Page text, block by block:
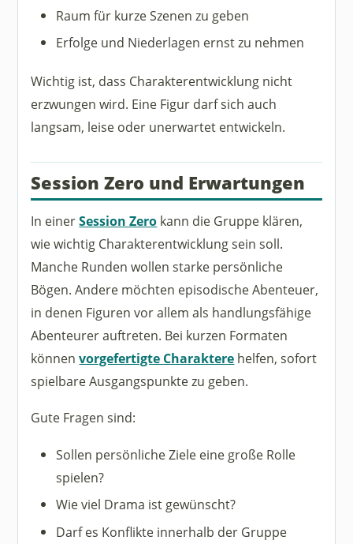
Raum für kurze Szenen zu geben
Erfolge und Niederlagen ernst zu nehmen
Wichtig ist, dass Charakterentwicklung nicht
erzwungen wird. Eine Figur darf sich auch
langsam, leise oder unerwartet entwickeln.
Session Zero und Erwartungen
In einerSession Zero kann die Gruppe klären,
wie wichtig Charakterentwicklung sein soll.
Manche Runden wollen starke persönliche
Bögen. Andere möchten episodische Abenteuer,
in denen Figuren vor allem als handlungsfähige
Abenteurer auftreten. Bei kurzen Formaten
könnenvorgefertigte Charaktere helfen, sofort
spielbare Ausgangspunkte zu geben.
Gute Fragen sind:
Sollen persönliche Ziele eine große Rolle
spielen?
Wie viel Drama ist gewünscht?
Darf es Konflikte innerhalb der Gruppe